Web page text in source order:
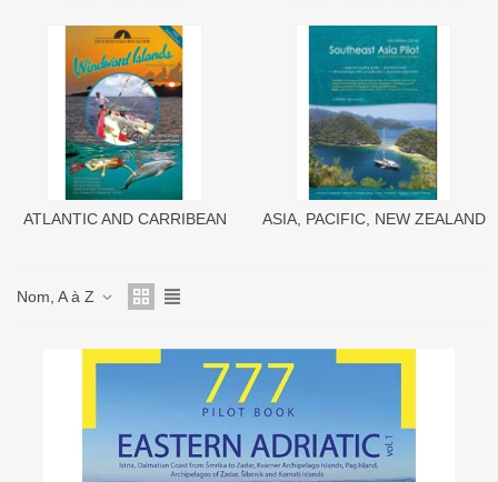
ATLANTIC AND CARRIBEAN ASIA, PACIFIC, NEW ZEALAND
Nom, A à Z